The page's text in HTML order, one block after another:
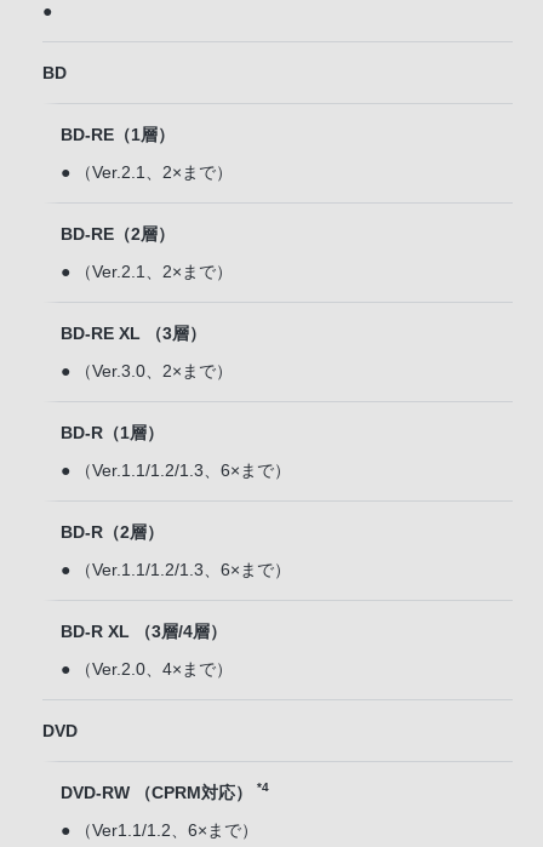
●
BD
BD-RE（1層）
● （Ver.2.1、2×まで）
BD-RE（2層）
● （Ver.2.1、2×まで）
BD-RE XL （3層）
● （Ver.3.0、2×まで）
BD-R（1層）
● （Ver.1.1/1.2/1.3、6×まで）
BD-R（2層）
● （Ver.1.1/1.2/1.3、6×まで）
BD-R XL （3層/4層）
● （Ver.2.0、4×まで）
DVD
DVD-RW （CPRM対応） *4
● （Ver1.1/1.2、6×まで）